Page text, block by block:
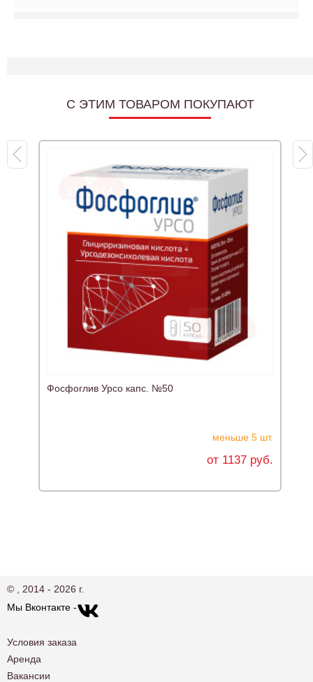
C ЭТИМ ТОВАРОМ ПОКУПАЮТ
Фосфоглив Урсо капс. №50
меньше 5 шт.
от 1137 руб.
© , 2014 - 2026 г.
Мы Вконтакте -
Условия заказа
Аренда
Вакансии